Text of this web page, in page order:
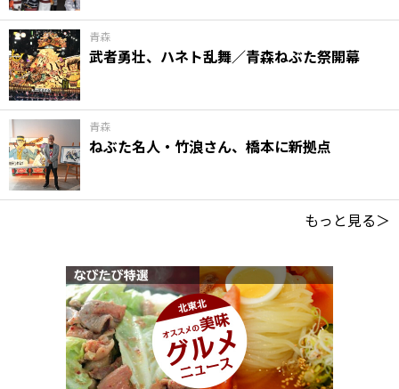
青森
武者勇壮、ハネト乱舞／青森ねぶた祭開幕
青森
ねぶた名人・竹浪さん、橋本に新拠点
もっと見る＞